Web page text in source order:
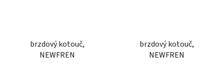
brzdový kotouč,
NEWFREN
brzdový kotouč,
NEWFREN